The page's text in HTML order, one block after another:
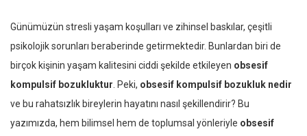
Günümüzün stresli yaşam koşulları ve zihinsel baskılar, çeşitli
psikolojik sorunları beraberinde getirmektedir. Bunlardan biri de
birçok kişinin yaşam kalitesini ciddi şekilde etkileyen obsesif
kompulsif bozukluktur. Peki, obsesif kompulsif bozukluk nedir
ve bu rahatsızlık bireylerin hayatını nasıl şekillendirir? Bu
yazımızda, hem bilimsel hem de toplumsal yönleriyle obsesif